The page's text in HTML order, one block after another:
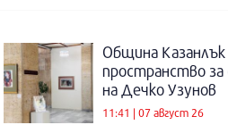
Община
пространство
на Дечко Узунов
11:41 | 07 август 26